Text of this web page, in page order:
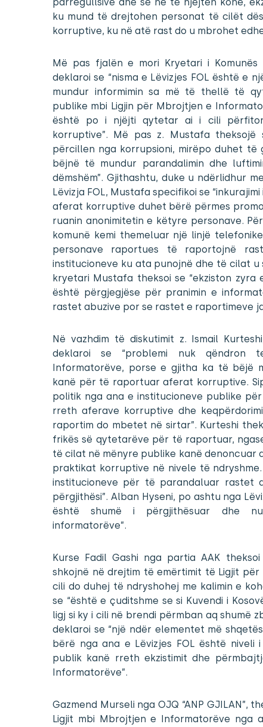
ku mund të drejtohen personat të cilët
korruptive, ku në atë rast do u mbrohet
Më pas fjalën e mori Kryetari i Komunës
deklaroi se “nisma e Lëvizjes FOL është e
mundur informimin sa më të thellë të
publike mbi Ligjin për Mbrojtjen e
është po i njëjti qytetar ai i cili
korruptive”. Më pas z. Mustafa theksojë
përcillen nga korrupsioni, mirëpo duhet të
bëjnë të mundur parandalimin dhe
dëmshëm”. Gjithashtu, duke u ndërlidhur
Lëvizja FOL, Mustafa specifikoi se
aferat korruptive duhet bërë përmes
ruanin anonimitetin e këtyre personave.
komunë kemi themeluar një linjë
personave raportues të raportojnë
institucioneve ku ata punojnë dhe të cilat u
kryetari Mustafa theksoi se “ekziston
është përgjegjëse për pranimin e
rastet abuzive por se rastet e raportimeve
Në vazhdim të diskutimit z. Ismail
deklaroi se “problemi nuk qëndron
Informatorëve, porse e gjitha ka të bëjë
kanë për të raportuar aferat korruptive.
politik nga ana e institucioneve publike
rreth aferave korruptive dhe
raportim do mbetet në sirtar”. Kurteshi
frikës së qytetarëve për të raportuar,
të cilat në mënyre publike kanë denoncuar
praktikat korruptive në nivele të
institucioneve për të parandaluar rastet
përgjithësi”. Alban Hyseni, po ashtu nga
është shumë i përgjithësuar dhe
informatorëve”.
Kurse Fadil Gashi nga partia AAK
shkojnë në drejtim të emërtimit të Ligjit
cili do duhej të ndryshohej me kalimin e
se “është e çuditshme se si Kuvendi i
ligj si ky i cili në brendi përmban aq shumë
deklaroi se “një ndër elementet më
bërë nga ana e Lëvizjes FOL është
publik kanë rreth ekzistimit dhe
Informatorëve”.
Gazmend Murseli nga OJQ “ANP GJILAN”,
Ligjit mbi Mbrojtjen e Informatorëve nga